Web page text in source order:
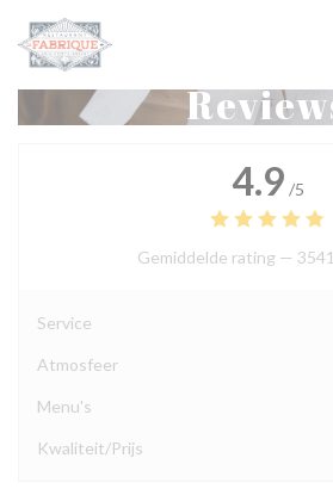
Cookies beheer paneel
4.9 /5
Gemiddelde rating —
Service
Atmosfeer
Menu's
Kwaliteit/Prijs